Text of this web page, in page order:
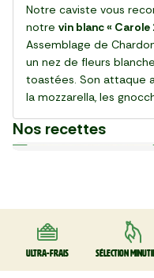
Notre caviste vous
notre vin blanc « Carole
Assemblage de
un nez de fleurs
toastées. Son attaque
la mozzarella, les
Nos recettes
La Salade de gnocchi,
mozzarella et serrano
La Pinsa Burrata Pesto
Le Carpaccio de Boeuf
La Kafta sauce tahini 🇯🇴
La Salade de chou rouge
thaï au poulet
Le Club sandwich
Le Taboulé végétal
La Salade de haricots
La Tarte Fraîche au Thon
Le Poke bowl au saumon
légumes croquants 🇺🇸
Ultra-frais Sélection